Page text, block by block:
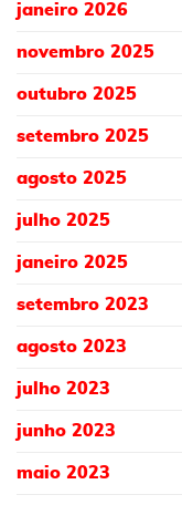
janeiro 2026
novembro 2025
outubro 2025
setembro 2025
agosto 2025
julho 2025
janeiro 2025
setembro 2023
agosto 2023
julho 2023
junho 2023
maio 2023